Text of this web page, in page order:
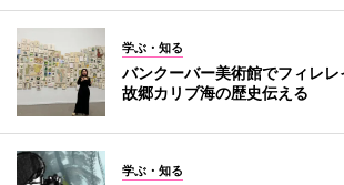
学ぶ・知る
バンクーバー美術館でフィレ
故郷カリブ海の歴史伝える
学ぶ・知る